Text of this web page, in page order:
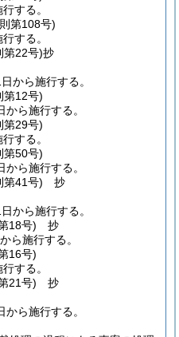
する。
第108号)
する。
第22号)抄
から施行する。
第12号)
ら施行する。
第29号)
する。
第50号)
ら施行する。
第41号) 抄
から施行する。
18号) 抄
ら施行する。
16号)
する。
21号) 抄
ら施行する。